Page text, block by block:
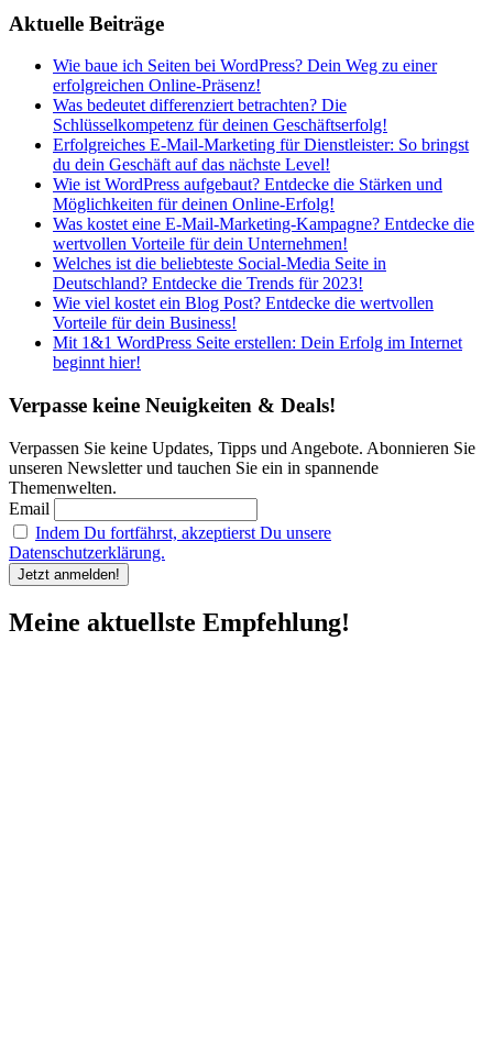
Aktuelle Beiträge
Wie baue ich Seiten bei WordPress? Dein Weg zu einer
erfolgreichen Online-Präsenz!
Was bedeutet differenziert betrachten? Die
Schlüsselkompetenz für deinen Geschäftserfolg!
Erfolgreiches E-Mail-Marketing für Dienstleister: So bringst
du dein Geschäft auf das nächste Level!
Wie ist WordPress aufgebaut? Entdecke die Stärken und
Möglichkeiten für deinen Online-Erfolg!
Was kostet eine E-Mail-Marketing-Kampagne? Entdecke die
wertvollen Vorteile für dein Unternehmen!
Welches ist die beliebteste Social-Media Seite in
Deutschland? Entdecke die Trends für 2023!
Wie viel kostet ein Blog Post? Entdecke die wertvollen
Vorteile für dein Business!
Mit 1&1 WordPress Seite erstellen: Dein Erfolg im Internet
beginnt hier!
Verpasse keine Neuigkeiten & Deals!
Verpassen Sie keine Updates, Tipps und Angebote. Abonnieren Sie
unseren Newsletter und tauchen Sie ein in spannende
Themenwelten.
Email
Indem Du fortfährst, akzeptierst Du unsere
Datenschutzerklärung.
Meine aktuellste Empfehlung!